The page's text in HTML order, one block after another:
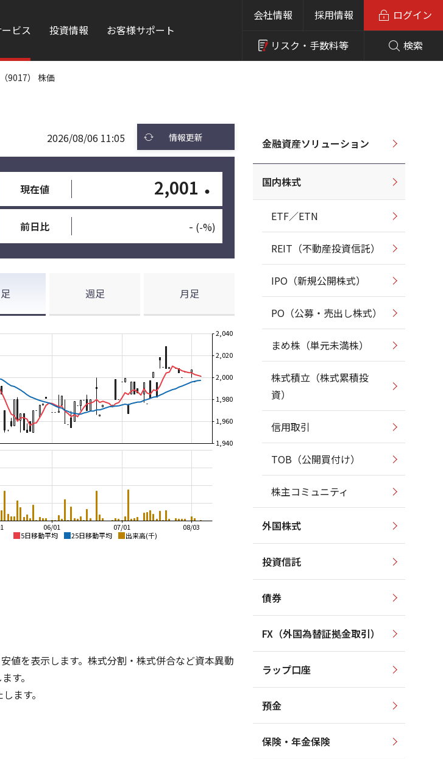
ビス 投資情報 お客様サポート
会社情報 採用情報
リスク・ 手数料等 検索
ログイン
9017） 株価
2026/08/06 11:05 情報更新
現在値 2,001 ・
前日比 - (-%)
週足 月足
5日移動平均 25日移動平均 出来高(千)
08/03
07/01
06/01
1,940
1,960
1,980
2,000
2,020
2,040
1,950
値を表示します。株式分割・株式併合など資本異動
す。
ます。
金融資産ソリューション
国内株式
ETF／ETN
REIT（不動産投資信託）
IPO（新規公開株式）
PO（公募・売出し株式）
まめ株（単元未満株）
株式積立（株式累積投
資）
信用取引
TOB（公開買付け）
株主コミュニティ
外国株式
投資信託
債券
FX（外国為替証拠金取引）
ラップ口座
預金
保険・年金保険